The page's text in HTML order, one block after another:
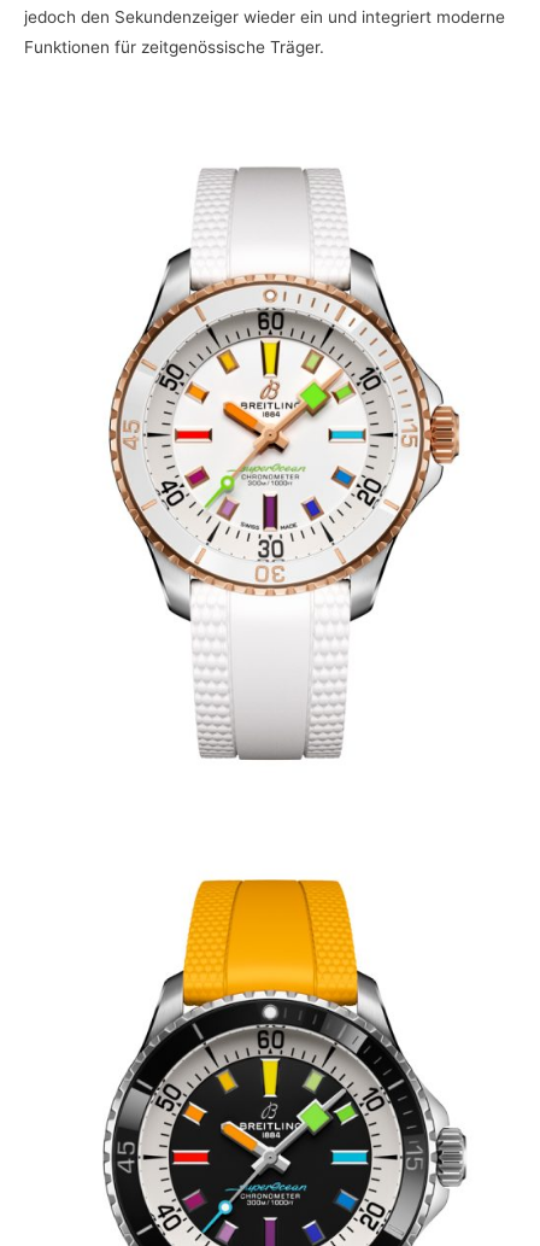
jedoch den Sekundenzeiger wieder ein und integriert moderne
Funktionen für zeitgenössische Träger.